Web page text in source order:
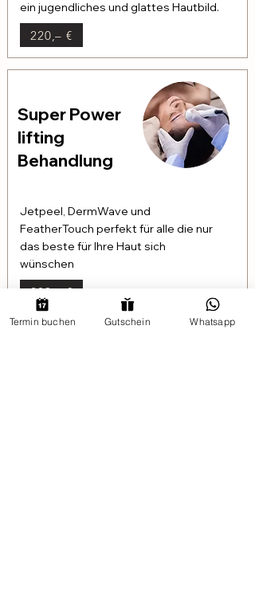
ein jugendliches und glattes Hautbild.
220,– €
Super Power
lifting
Behandlung
Jetpeel, DermWave und
FeatherTouch perfekt für alle die nur
das beste für Ihre Haut sich
wünschen
280,– €
Termin buchen Gutschein Whatsapp